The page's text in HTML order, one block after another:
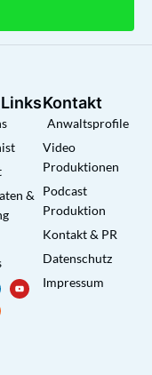
&
Kontakt
Anwaltsprofile
Video
Produktionen
Podcast
Produktion
Kontakt & PR
Datenschutz
Impressum